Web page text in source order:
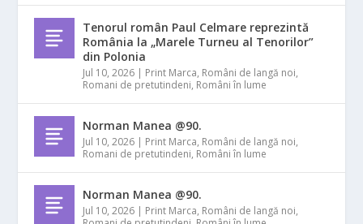
Tenorul român Paul Celmare reprezintă
România la „Marele Turneu al Tenorilor”
din Polonia
Jul 10, 2026 | Print Marca, Români de langă noi,
Romani de pretutindeni, Români în lume
Norman Manea @90.
Jul 10, 2026 | Print Marca, Români de langă noi,
Romani de pretutindeni, Români în lume
Norman Manea @90.
Jul 10, 2026 | Print Marca, Români de langă noi,